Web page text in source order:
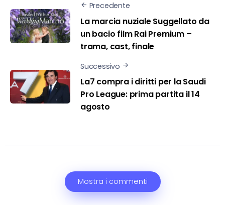
Precedente
La marcia nuziale Suggellato da
un bacio film Rai Premium –
trama, cast, finale
Successivo
La7 compra i diritti per la Saudi
Pro League: prima partita il 14
agosto
Mostra i commenti